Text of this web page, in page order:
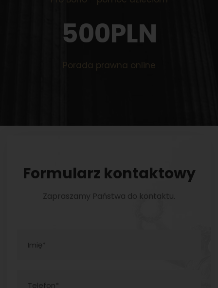
500PLN
Porada prawna online
Formularz kontaktowy
Zapraszamy Państwa do kontaktu.